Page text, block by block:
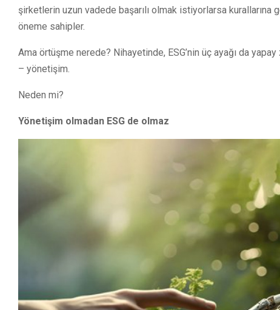
şirketlerin uzun vadede başarılı olmak istiyorlarsa kurallarına
öneme sahipler.
Ama örtüşme nerede? Nihayetinde, ESG’nin üç ayağı da
– yönetişim.
Neden mi?
Yönetişim olmadan ESG de olmaz